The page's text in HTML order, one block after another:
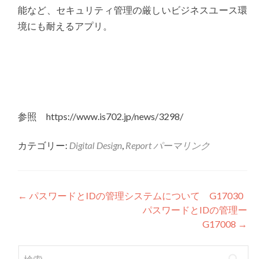
能など、セキュリティ管理の厳しいビジネスユース環
境にも耐えるアプリ。
参照 https://www.is702.jp/news/3298/
カテゴリー: Digital Design, Report パーマリンク
投稿ナビゲーション
← パスワードとIDの管理システムについて G17030
パスワードとIDの管理ー
G17008 →
検索: